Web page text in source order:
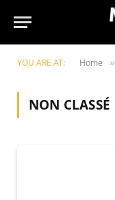
YOU ARE AT: Home »
NON CLASSÉ